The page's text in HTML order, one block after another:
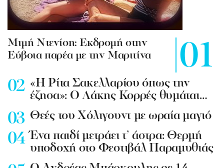
Mιμή Ντενίση: Εκδρομή στην
Εύβοια παρέα με την Μαριτίνα
«Η Ρίτα Σακελλαρίου όπως την
έζησα»: Ο Λάκης Κορρές θυμάται…
Θεές του Χόλιγουντ με ωραία μαγιό
Ένα παιδί μετράει τ’ άστρα: Θερμή
υποδοχή στο Φεστιβάλ Παραμυθιάς